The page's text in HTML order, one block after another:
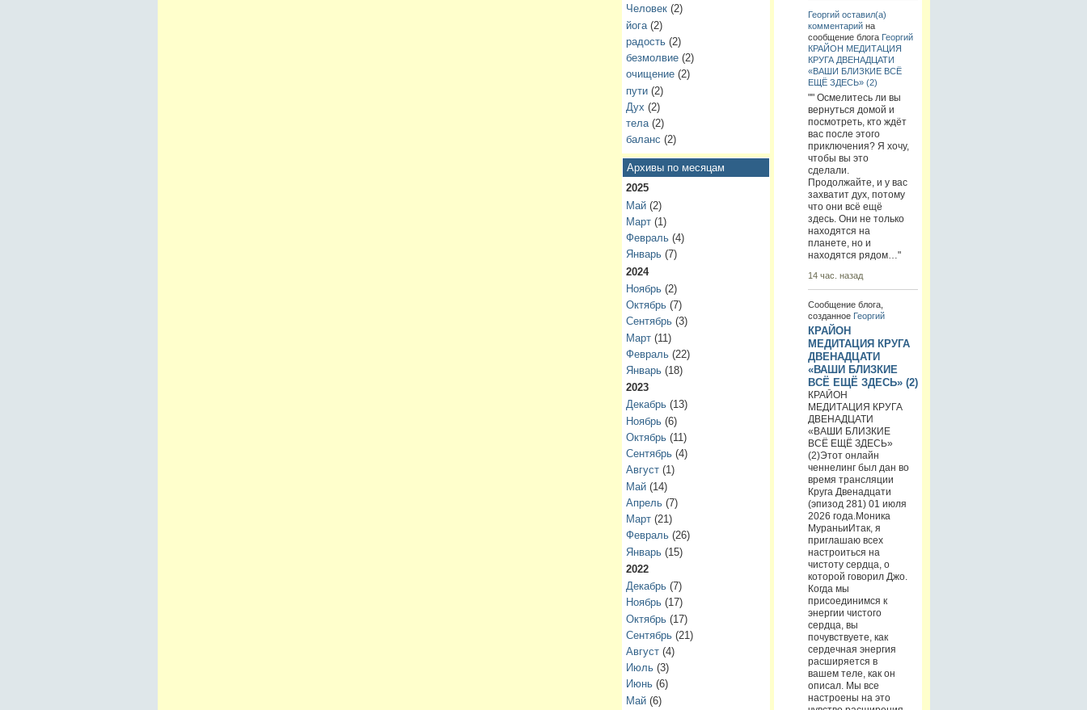
Человек(2)
йога(2)
радость(2)
безмолвие(2)
очищение(2)
пути(2)
Дух (2)
тела(2)
баланс (2)
Архивы по месяцам
2025
Май(2)
Март(1)
Февраль(4)
Январь(7)
2024
Ноябрь(2)
Октябрь(7)
Сентябрь(3)
Март(11)
Февраль(22)
Январь(18)
2023
Декабрь(13)
Ноябрь(6)
Октябрь(11)
Сентябрь(4)
Август(1)
Май(14)
Апрель(7)
Март(21)
Февраль(26)
Январь(15)
2022
Декабрь(7)
Ноябрь(17)
Октябрь(17)
Сентябрь(21)
Август(4)
Июль(3)
Июнь(6)
Май(6)
Георгий оставил(а)
комментарийна
сообщение блога Георгий
КРАЙОН МЕДИТАЦИЯ
КРУГА ДВЕНАДЦАТИ
«ВАШИ БЛИЗКИЕ ВСЁ
ЕЩЁ ЗДЕСЬ» (2)
"" Осмелитесь ли вы
вернуться домой и
посмотреть, кто ждёт
вас после этого
приключения? Я хочу,
чтобы вы это
сделали.
Продолжайте, и у вас
захватит дух, потому
что они всё ещё
здесь. Они не только
находятся на
планете, но и
находятся рядом…"
14 час. назад
Сообщение блога,
созданное Георгий
КРАЙОН
МЕДИТАЦИЯ КРУГА
ДВЕНАДЦАТИ
«ВАШИ БЛИЗКИЕ
ВСЁ ЕЩЁ ЗДЕСЬ» (2)
КРАЙОН
МЕДИТАЦИЯ КРУГА
ДВЕНАДЦАТИ
«ВАШИ БЛИЗКИЕ
ВСЁ ЕЩЁ ЗДЕСЬ»
(2)Этот онлайн
ченнелинг был дан во
время трансляции
Круга Двенадцати
(эпизод 281) 01 июля
2026 года.Моника
МураньиИтак, я
приглашаю всех
настроиться на
чистоту сердца, о
которой говорил Джо.
Когда мы
присоединимся к
энергии чистого
сердца, вы
почувствуете, как
сердечная энергия
расширяется в
вашем теле, как он
описал. Мы все
настроены на это